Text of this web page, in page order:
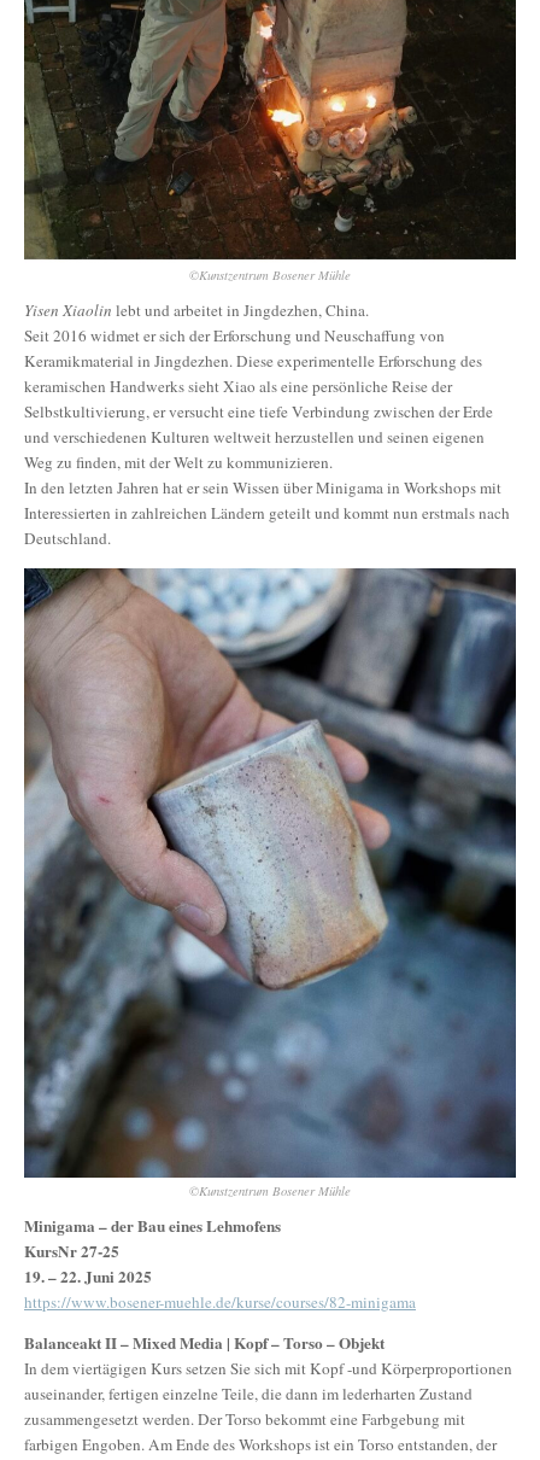
©Kunstzentrum Bosener Mühle
Yisen Xiaolin lebt und arbeitet in Jingdezhen, China.
Seit 2016 widmet er sich der Erforschung und Neuschaffung von
Keramikmaterial in Jingdezhen. Diese experimentelle Erforschung des
keramischen Handwerks sieht Xiao als eine persönliche Reise der
Selbstkultivierung, er versucht eine tiefe Verbindung zwischen der Erde
und verschiedenen Kulturen weltweit herzustellen und seinen eigenen
Weg zu finden, mit der Welt zu kommunizieren.
In den letzten Jahren hat er sein Wissen über Minigama in Workshops mit
Interessierten in zahlreichen Ländern geteilt und kommt nun erstmals nach
Deutschland.
©Kunstzentrum Bosener Mühle
Minigama – der Bau eines Lehmofens
KursNr 27-25
19. – 22. Juni 2025
https://www.bosener-muehle.de/kurse/courses/82-minigama
Balanceakt II – Mixed Media | Kopf – Torso – Objekt
In dem viertägigen Kurs setzen Sie sich mit Kopf -und Körperproportionen
auseinander, fertigen einzelne Teile, die dann im lederharten Zustand
zusammengesetzt werden. Der Torso bekommt eine Farbgebung mit
farbigen Engoben. Am Ende des Workshops ist ein Torso entstanden, der